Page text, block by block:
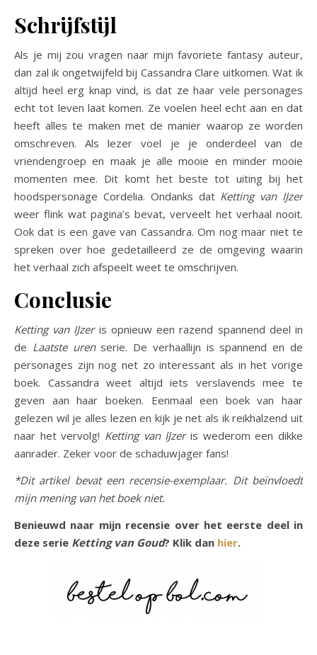
Schrijfstijl
Als je mij zou vragen naar mijn favoriete fantasy auteur,
dan zal ik ongetwijfeld bij Cassandra Clare uitkomen. Wat ik
altijd heel erg knap vind, is dat ze haar vele personages
echt tot leven laat komen. Ze voelen heel echt aan en dat
heeft alles te maken met de manier waarop ze worden
omschreven. Als lezer voel je je onderdeel van de
vriendengroep en maak je alle mooie en minder mooie
momenten mee. Dit komt het beste tot uiting bij het
hoodspersonage Cordelia. Ondanks dat Ketting van IJzer
weer flink wat pagina’s bevat, verveelt het verhaal nooit.
Ook dat is een gave van Cassandra. Om nog maar niet te
spreken over hoe gedetailleerd ze de omgeving waarin
het verhaal zich afspeelt weet te omschrijven.
Conclusie
Ketting van IJzeris opnieuw een razend spannend deel in
de Laatste urenserie. De verhaallijn is spannend en de
personages zijn nog net zo interessant als in het vorige
boek. Cassandra weet altijd iets verslavends mee te
geven aan haar boeken. Eenmaal een boek van haar
gelezen wil je alles lezen en kijk je net als ik reikhalzend uit
naar het vervolg! Ketting van IJzeris wederom een dikke
aanrader. Zeker voor de schaduwjager fans!
*Dit artikel bevat een recensie-exemplaar. Dit beïnvloedt
mijn mening van het boek niet.
Benieuwd naar mijn recensie over het eerste deel in
deze serie Ketting van Goud? Klik dan hier.